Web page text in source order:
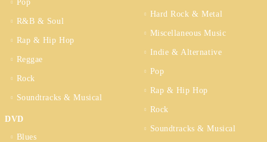
Pop
R&B & Soul
Rap & Hip Hop
Reggae
Rock
Soundtracks & Musical
DVD
Blues
Hard Rock & Metal
Miscellaneous Music
Indie & Alternative
Pop
Rap & Hip Hop
Rock
Soundtracks & Musical